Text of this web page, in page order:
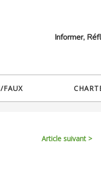
Informer,
FAUX
Article suivant >